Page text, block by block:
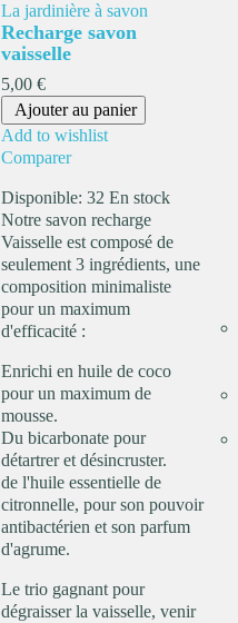
La jardinière à savon
Recharge savon
vaisselle
Prix
5,00 €
Ajouter au panier
Add to wishlist
Comparer
Disponible: 32 En stock
Notre savon recharge
Vaisselle est composé de
seulement 3 ingrédients, une
composition minimaliste
pour un maximum
d'efficacité :
Enrichi en huile de coco
pour un maximum de
mousse.
Du bicarbonate pour
détartrer et désincruster.
de l'huile essentielle de
citronnelle, pour son pouvoir
antibactérien et son parfum
d'agrume.
Le trio gagnant pour
dégraisser la vaisselle, venir